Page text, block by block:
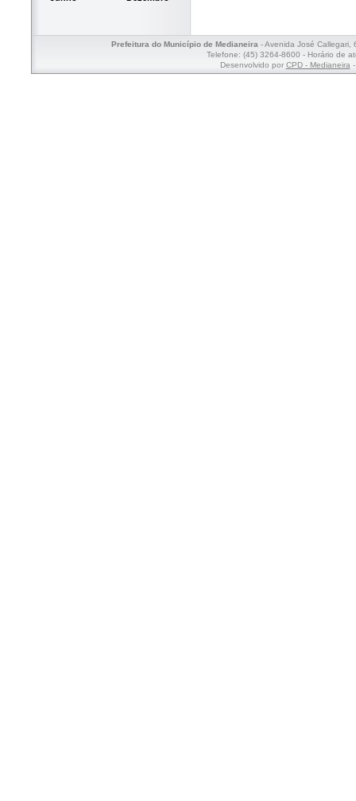
Prefeitura do Município de Medianeira- Avenida José Callegari,
Telefone: (45) 3264-8600 - Horário de
Desenvolvido por CPD - Medianeira-